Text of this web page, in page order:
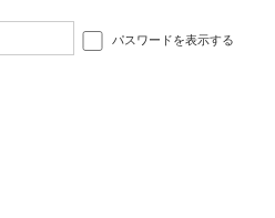
パスワードを表示する